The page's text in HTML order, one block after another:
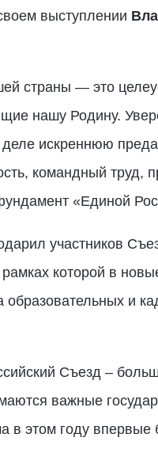
выступлении
страны — это
нашу Родину.
искреннюю
командный труд,
«Единой
участников
которой в
образовательных и
Съезд –
важные
в этом году впервые